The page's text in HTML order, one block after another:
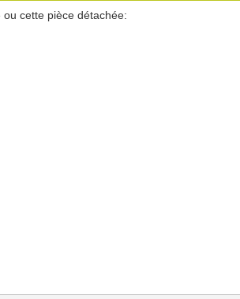
cette pièce détachée: